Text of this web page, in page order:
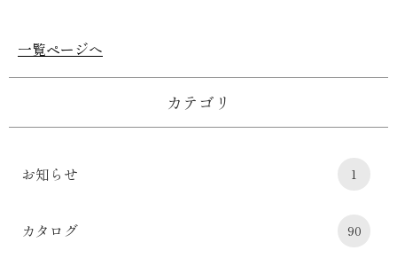
一覧ページへ
カテゴリ
お知らせ 1
カタログ 90